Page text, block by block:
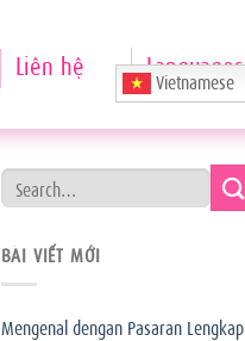
Liên hệ Vietnamese
Languages
BÀI VIẾT MỚI
Mengenal dengan Pasaran Lengkap